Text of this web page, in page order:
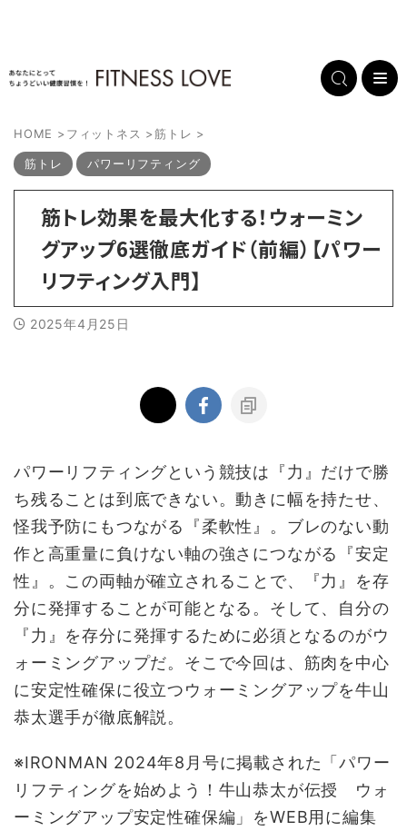
HOME >フィットネス >筋トレ >
筋トレ パワーリフティング
筋トレ効果を最大化する！ウォーミン
グアップ6選徹底ガイド（前編）【パワー
リフティング入門】
2025年4月25日
パワーリフティングという競技は『力』だけで勝
ち残ることは到底できない。動きに幅を持たせ、
怪我予防にもつながる『柔軟性』。ブレのない動
作と高重量に負けない軸の強さにつながる『安定
性』。この両軸が確立されることで、『力』を存
分に発揮することが可能となる。そして、自分の
『力』を存分に発揮するために必須となるのがウ
ォーミングアップだ。そこで今回は、筋肉を中心
に安定性確保に役立つウォーミングアップを牛山
恭太選手が徹底解説。
※IRONMAN 2024年8月号に掲載された「パワー
リフティングを始めよう！牛山恭太が伝授 ウォ
ーミングアップ安定性確保編」をWEB用に編集